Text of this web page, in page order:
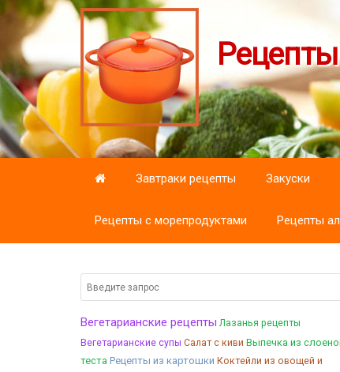
Завтраки рецепты Закуски
Рецепты с морепродуктами Рецепты
Вегетарианские рецепты Лазанья рецепты
Вегетарианские супы Салат с киви Выпечка из
теста Рецепты из картошки Коктейли из овощей и